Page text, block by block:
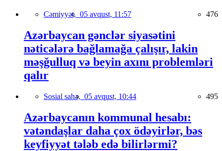
Cəmiyyət, 05 avqust, 11:57 476
Azərbaycan gənclər siyasətini
nəticələrə bağlamağa çalışır, lakin
məşğulluq və beyin axını problemləri
qalır
Sosial sahə, 05 avqust, 10:44 495
Azərbaycanın kommunal hesabı:
vətəndaşlar daha çox ödəyirlər, bəs
keyfiyyət tələb edə bilirlərmi?